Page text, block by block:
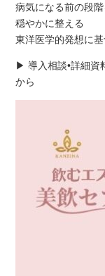
病気になる前の段階
穏やかに整える
東洋医学的発想に基
▶ 導入相談•詳細資
から